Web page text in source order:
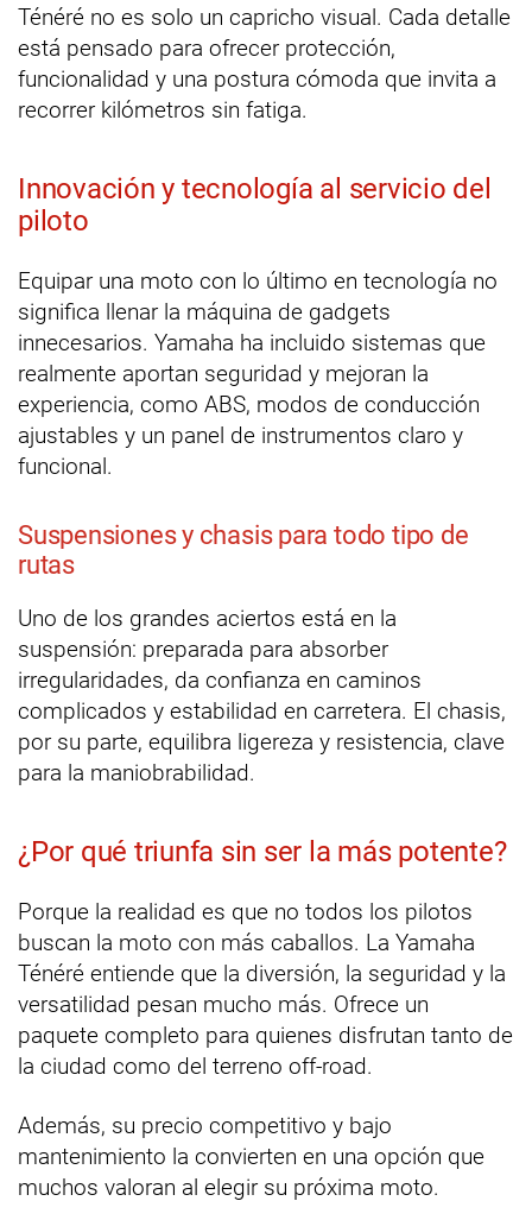
Ténéré no es solo un capricho visual. Cada detalle
está pensado para ofrecer protección,
funcionalidad y una postura cómoda que invita a
recorrer kilómetros sin fatiga.
Innovación y tecnología al servicio del
piloto
Equipar una moto con lo último en tecnología no
significa llenar la máquina de gadgets
innecesarios. Yamaha ha incluido sistemas que
realmente aportan seguridad y mejoran la
experiencia, como ABS, modos de conducción
ajustables y un panel de instrumentos claro y
funcional.
Suspensiones y chasis para todo tipo de
rutas
Uno de los grandes aciertos está en la
suspensión: preparada para absorber
irregularidades, da confianza en caminos
complicados y estabilidad en carretera. El chasis,
por su parte, equilibra ligereza y resistencia, clave
para la maniobrabilidad.
¿Por qué triunfa sin ser la más potente?
Porque la realidad es que no todos los pilotos
buscan la moto con más caballos. La Yamaha
Ténéré entiende que la diversión, la seguridad y la
versatilidad pesan mucho más. Ofrece un
paquete completo para quienes disfrutan tanto de
la ciudad como del terreno off-road.
Además, su precio competitivo y bajo
mantenimiento la convierten en una opción que
muchos valoran al elegir su próxima moto.